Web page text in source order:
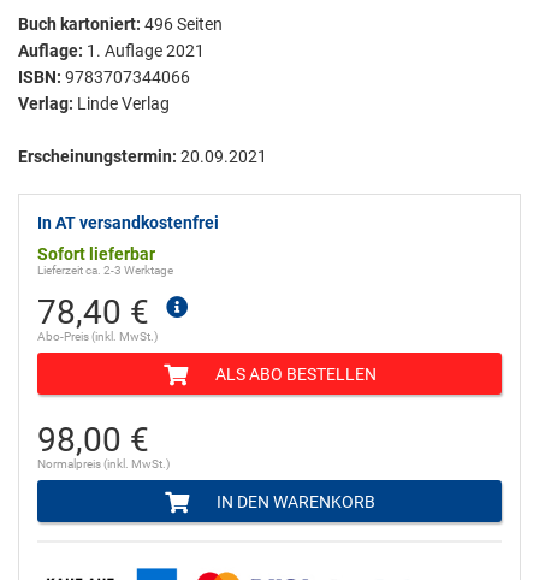
Buch kartoniert: 496Seiten
Auflage: 1. Auflage 2021
ISBN: 9783707344066
Verlag: Linde Verlag
Erscheinungstermin: 20.09.2021
In AT versandkostenfrei
Sofort lieferbar
Lieferzeit ca. 2-3 Werktage
78,40 €
Abo-Preis (inkl. MwSt.)
ALS ABO BESTELLEN
98,00 €
Normalpreis (inkl. MwSt.)
IN DEN WARENKORB